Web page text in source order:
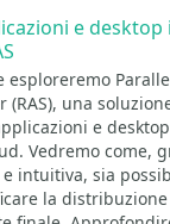
e
esploreremo
(RAS), una
e
Vedremo come,
intuitiva, sia
la